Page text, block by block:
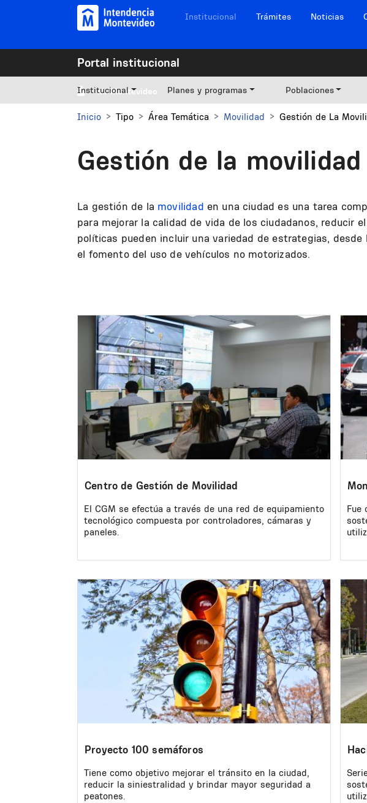
Pasar al contenido principal Navegación sitios
Institucional Trámites Noticias
Portal institucional
Mi Montevideo
Institucional Planes y programas Poblaciones
Inicio Tipo Área Temática Movilidad Gestión de La
Gestión de la movilidad
La gestión de la movilidad en una ciudad es una tarea
para mejorar la calidad de vida de los ciudadanos, reducir
políticas pueden incluir una variedad de estrategias,
el fomento del uso de vehículos no motorizados.
Image
Centro de Gestión de Movilidad
El CGM se efectúa a través de una red de equipamiento
tecnológico compuesta por controladores, cámaras y
paneles.
Image
Fue
Image
Proyecto 100 semáforos
Tiene como objetivo mejorar el tránsito en la ciudad,
reducir la siniestralidad y brindar mayor seguridad a
peatones.
Image